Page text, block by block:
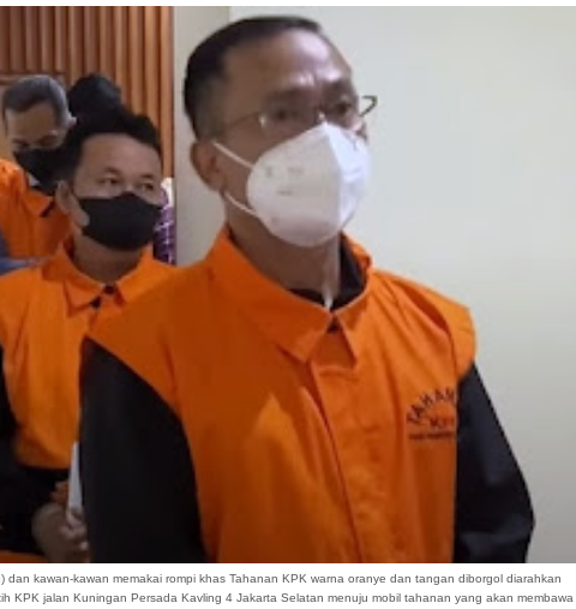
dan kawan-kawan memakai rompi khas Tahanan KPK warna oranye dan tangan diborgol diarahkan
KPK jalan Kuningan Persada Kavling 4 Jakarta Selatan menuju mobil tahanan yang akan membawa